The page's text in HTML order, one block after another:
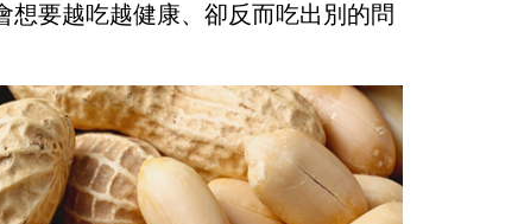
要越吃越健康、卻反而吃出別的問